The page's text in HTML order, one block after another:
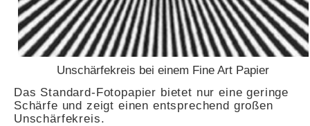
Unschärfekreis bei einem Fine Art Papier
Das Standard-Fotopapier bietet nur eine geringe
Schärfe und zeigt einen entsprechend großen
Unschärfekreis.